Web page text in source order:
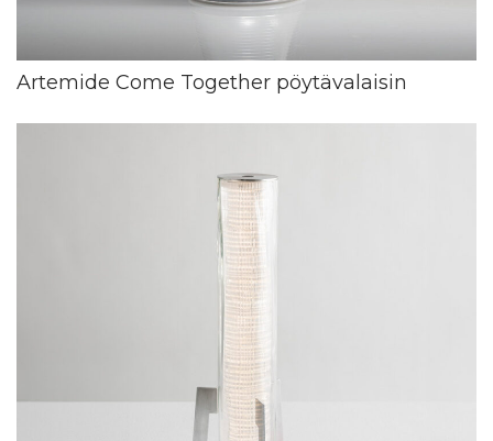
Artemide Come Together pöytävalaisin